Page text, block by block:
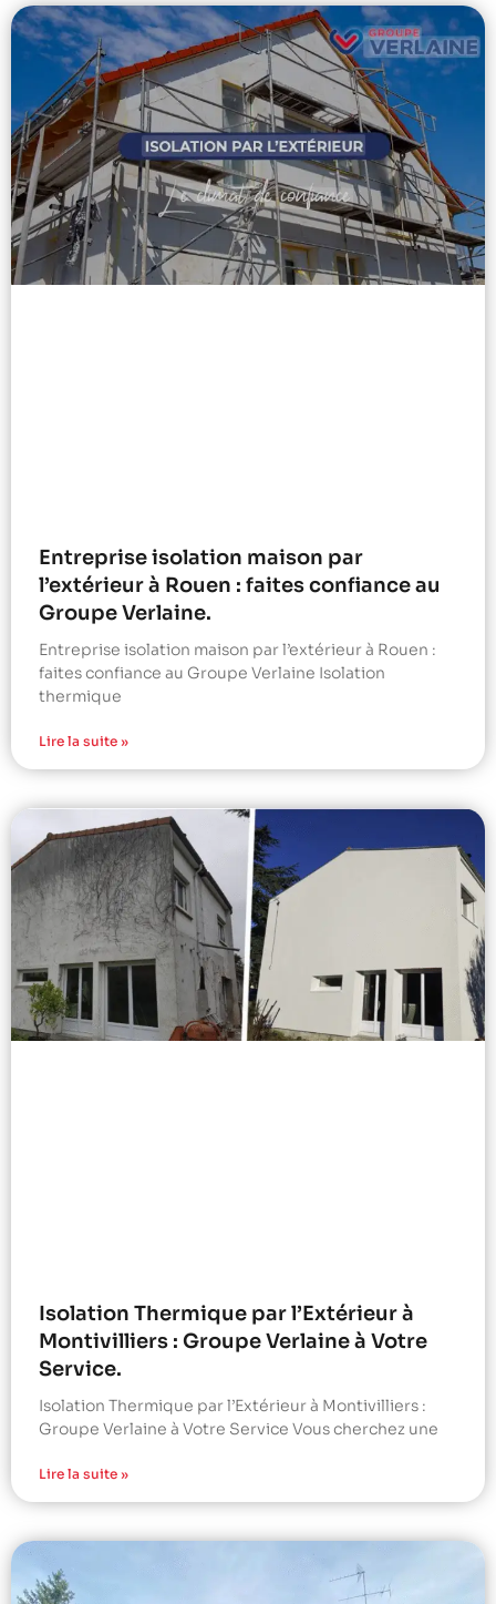
Entreprise isolation maison par
l’extérieur à Rouen : faites confiance au
Groupe Verlaine.
Entreprise isolation maison par l’extérieur à Rouen :
faites confiance au Groupe Verlaine Isolation
thermique
Lire la suite »
Isolation Thermique par l’Extérieur à
Montivilliers : Groupe Verlaine à Votre
Service.
Isolation Thermique par l’Extérieur à Montivilliers :
Groupe Verlaine à Votre Service Vous cherchez une
Lire la suite »